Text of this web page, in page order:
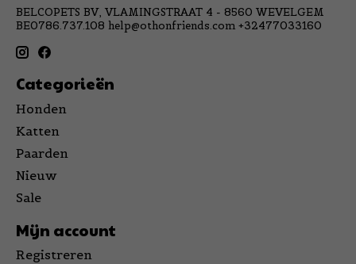
BELCOPETS BV, VLAMINGSTRAAT 4 - 8560 WEVELGEM
BE0786.737.108 help@othonfriends.com +32477033160
Categorieën
Honden
Katten
Paarden
Nieuw
Sale
Mijn account
Registreren